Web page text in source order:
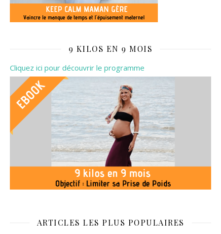
9 KILOS EN 9 MOIS
Cliquez ici pour découvrir le programme
ARTICLES LES PLUS POPULAIRES